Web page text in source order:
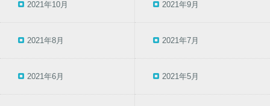
2021年10月 2021年9月
2021年8月 2021年7月
2021年6月 2021年5月